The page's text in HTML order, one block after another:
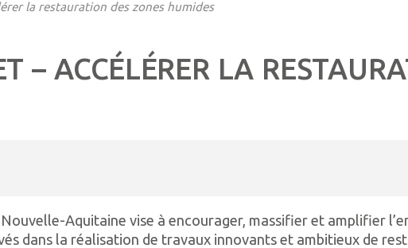
la restauration des zones humides
– ACCÉLÉRER LA
Aquitaine vise à encourager, massifier et amplifier
dans la réalisation de travaux innovants et ambitieux de